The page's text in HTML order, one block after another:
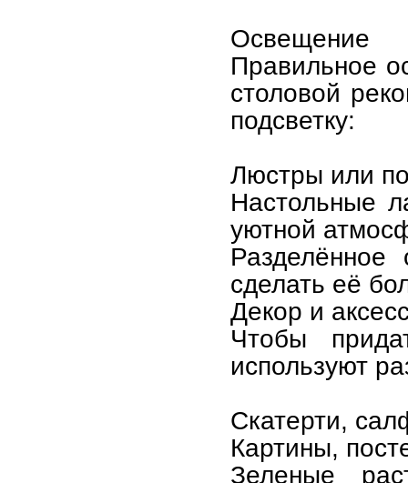
Освещение
Правильное
столовой
подсветку:
Люстры или
Настольные
уютной
сделать её
Декор и
Чтобы
используют
Скатерти,
Картины,
Зеленые